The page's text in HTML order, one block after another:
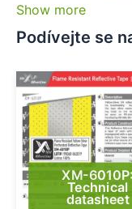
Show more
Podívejte se
XM-6010P:
Technical
datasheet